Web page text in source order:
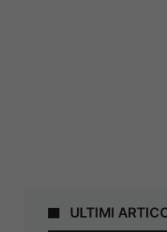
ULTIMI